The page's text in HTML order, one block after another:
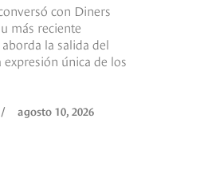
con Diners
más reciente
la salida del
única de los
/ agosto 10, 2026